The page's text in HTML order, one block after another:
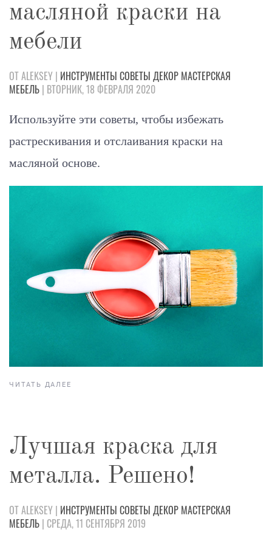
масляной краски на
мебели
ОТ ALEKSEY | ИНСТРУМЕНТЫ СОВЕТЫ ДЕКОР МАСТЕРСКАЯ
МЕБЕЛЬ | ВТОРНИК, 18 ФЕВРАЛЯ 2020
Используйте эти советы, чтобы избежать
растрескивания и отслаивания краски на
масляной основе.
ЧИТАТЬ ДАЛЕЕ
Лучшая краска для
металла. Решено!
ОТ ALEKSEY | ИНСТРУМЕНТЫ СОВЕТЫ ДЕКОР МАСТЕРСКАЯ
МЕБЕЛЬ | СРЕДА, 11 СЕНТЯБРЯ 2019